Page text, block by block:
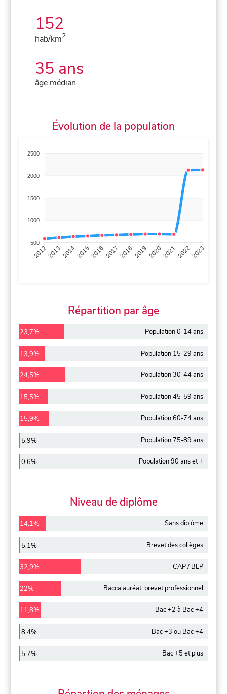
152
hab/km2
35 ans
âge médian
Évolution de la population
2500
2000
1500
1000
500
201220132014201520162017 20182019 2020202120222023
Répartition par âge
23,7% Population 0-14 ans
13,9% Population 15-29 ans
24,5% Population 30-44 ans
15,5% Population 45-59 ans
15,9% Population 60-74 ans
5,9% Population 75-89 ans
0,6% Population 90 ans et +
Niveau de diplôme
14,1% Sans diplôme
5,1% Brevet des collèges
32,9% CAP / BEP
22% Baccalauréat, brevet professionnel
11,8% Bac +2 à Bac +4
8,4% Bac +3 ou Bac +4
5,7% Bac +5 et plus